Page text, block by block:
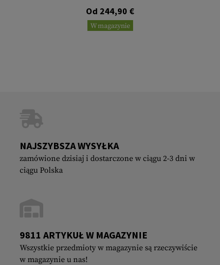
Od 244,90 €
W magazynie
NAJSZYBSZA WYSYŁKA
zamówione dzisiaj i dostarczone w ciągu 2-3 dni w
ciągu Polska
9811 ARTYKUŁ W MAGAZYNIE
Wszystkie przedmioty w magazynie są rzeczywiście
w magazynie u nas!